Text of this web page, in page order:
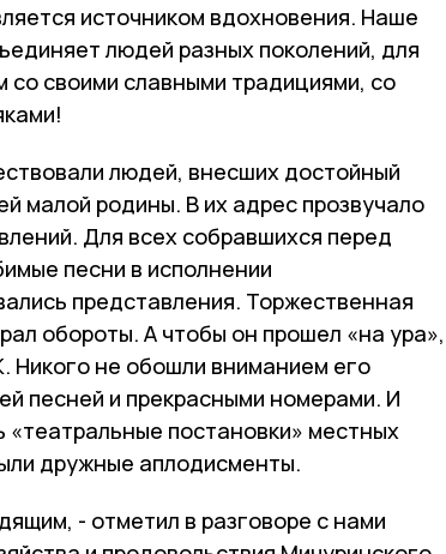
источником вдохновения. Наше
людей разных поколений, для
своими славными традициями, со
людей, внесших достойный
малой родины. В их адрес прозвучало
Для всех собравшихся перед
песни в исполнении
представления. Торжественная
обороты. А чтобы он прошел «на ура»,
Никого не обошли вниманием его
песней и прекрасными номерами. И
«театральные постановки» местных
дружные аплодисменты.
- отметил в разговоре с нами